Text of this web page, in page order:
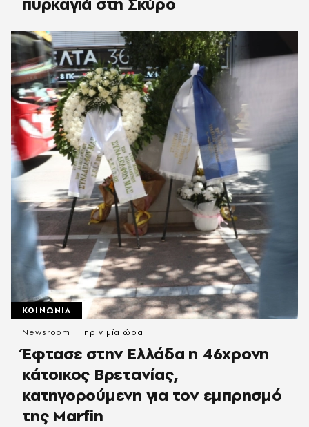
ΚΟΙΝΩΝΙΑ
Έφτασε στην Ελλάδα η 46χρονη
κάτοικος Βρετανίας,
κατηγορούμενη για τον εμπρησμό
της Marfin
Newsroom πριν μία ώρα